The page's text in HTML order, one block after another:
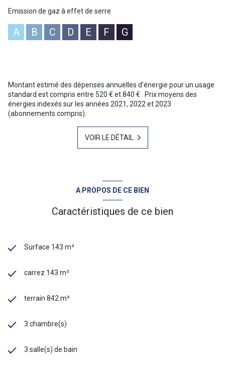
Emission de gaz à effet de serre
A B C D E F G
Montant estimé des dépenses annuelles d'énergie pour un usage
standard est compris entre 520 € et 840 € . Prix moyens des
énergies indexés sur les années 2021, 2022 et 2023
(abonnements compris).
VOIR LE DÉTAIL
A PROPOS DE CE BIEN
Caractéristiques de ce bien
Surface 143 m²
carrez 143 m²
terrain 842 m²
3 chambre(s)
3 salle(s) de bain